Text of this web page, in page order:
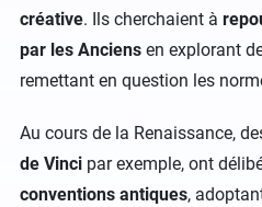
créative. Ils cherchaient à
par les Anciens en explorant
remettant en question les
Au cours de la Renaissance,
de Vinci par exemple, ont
conventions antiques,